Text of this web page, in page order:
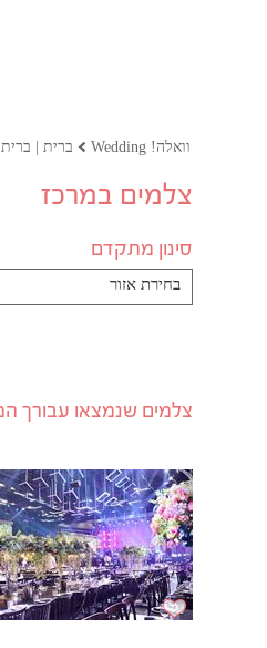
וואלה! Wedding ברית |
צלמים במרכז
סינון מתקדם
בחירת אזור
צלמים שנמצאו עבורך